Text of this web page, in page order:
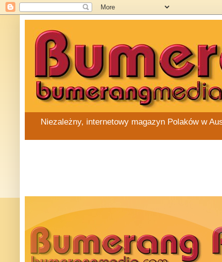
Niezależny, internetowy magazyn Polaków w